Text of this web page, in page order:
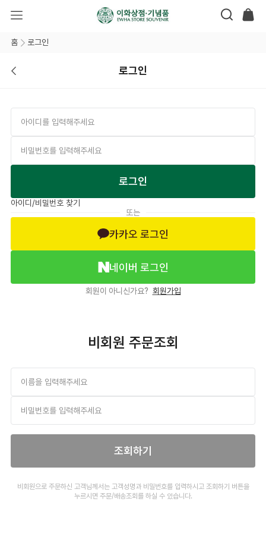
홈 로그인
로그인
로그인
아이디/비밀번호 찾기
또는
카카오 로그인
네이버 로그인
회원이 아니신가요? 회원가입
비회원 주문조회
조회하기
비회원으로 주문하신 고객님께서는 고객성명과 비밀번호를 입력하시고 조회하기 버튼을
누르시면 주문/배송조회를 하실 수 있습니다.